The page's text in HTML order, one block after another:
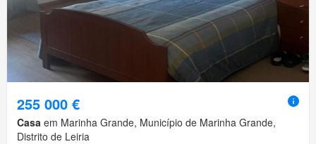
255 000 €
Casa em Marinha Grande, Município de Marinha Grande,
Distrito de Leiria